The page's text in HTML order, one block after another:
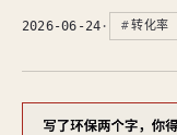
2026-06-24 · 转化率